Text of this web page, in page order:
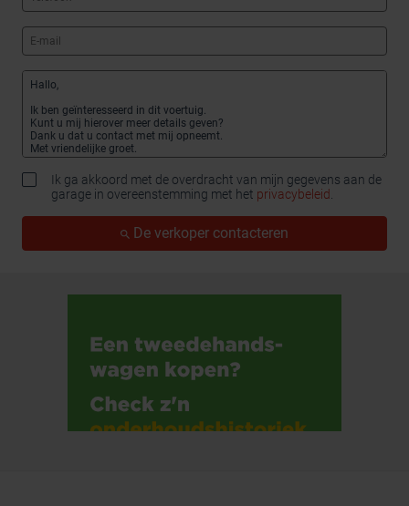
Ik ga akkoord met de overdracht van mijn gegevens aan de
garage in overeenstemming met het privacybeleid.
De verkoper contacteren